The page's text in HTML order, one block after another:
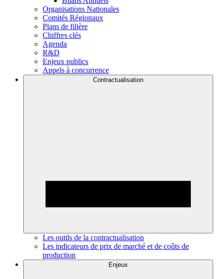
Organisations Nationales
Comités Régionaux
Plans de filière
Chiffres clés
Agenda
R&D
Enjeux publics
Appels à concurrence
Contractualisation
Les outils de la contractualisation
Les indicateurs de prix de marché et de coûts de
production
Enjeux